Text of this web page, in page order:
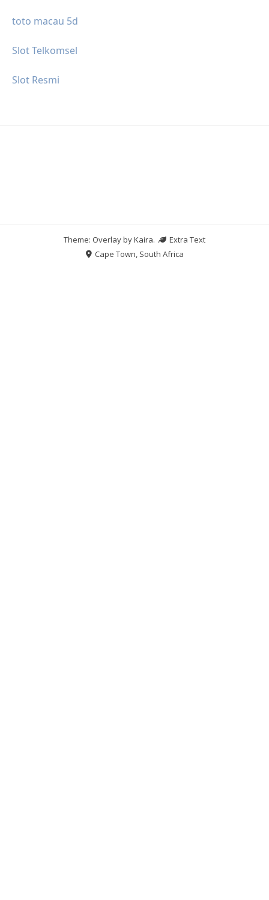
toto macau 5d
Slot Telkomsel
Slot Resmi
Theme: Overlay byKaira.
Extra Text
Cape Town, South Africa